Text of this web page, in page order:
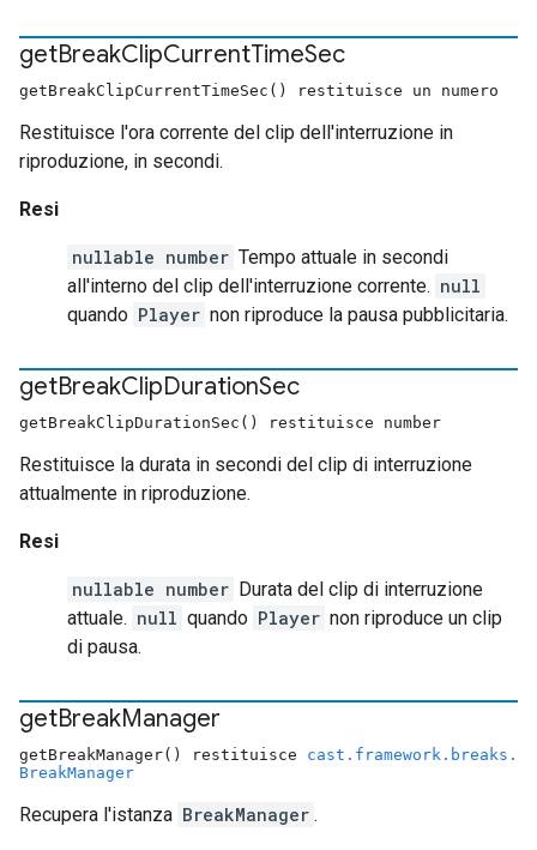
getBreakClipCurrentTimeSec
getBreakClipCurrentTimeSec() restituisce un numero
Restituisce l'ora corrente del clip dell'interruzione in
riproduzione, in secondi.
Resi
nullable number Tempo attuale in secondi
all'interno del clip dell'interruzione corrente. null
quando Player non riproduce la pausa pubblicitaria.
getBreakClipDurationSec
getBreakClipDurationSec() restituisce number
Restituisce la durata in secondi del clip di interruzione
attualmente in riproduzione.
Resi
nullable number Durata del clip di interruzione
attuale. null quando Player non riproduce un clip
di pausa.
getBreakManager
getBreakManager() restituisce cast.framework.breaks.
BreakManager
Recupera l'istanza BreakManager .